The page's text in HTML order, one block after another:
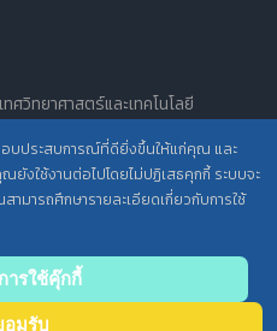
อบประสบการณ์ที่ดียิ่งขึ้นให้แก่คุณ และ
งใช้งานต่อไปโดยไม่ปฏิเสธคุกกี้ ระบบจะ
มารถศึกษารายละเอียดเกี่ยวกับการใช้
ารใช้คุ๊กกี้
อมรับ
วิทยาศาสตร์และเทคโนโลยี
Reserved.
ข้อมูลส่วนบุคคล วศ. /
สำหรับการบริการสารสนเทศ